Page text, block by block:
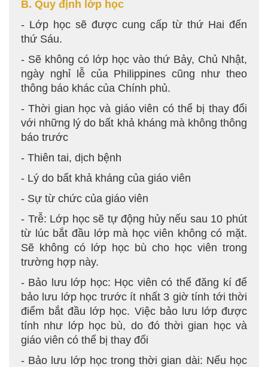
B. Quy định lớp học
- Lớp học sẽ được cung cấp từ thứ Hai đến
thứ Sáu.
- Sẽ không có lớp học vào thứ Bảy, Chủ Nhật,
ngày nghỉ lễ của Philippines cũng như theo
thông báo khác của Chính phủ.
- Thời gian học và giáo viên có thể bị thay đổi
với những lý do bất khả kháng mà không thông
báo trước
- Thiên tai, dịch bệnh
- Lý do bất khả kháng của giáo viên
- Sự từ chức của giáo viên
- Trễ: Lớp học sẽ tự động hủy nếu sau 10 phút
từ lúc bắt đầu lớp mà học viên không có mặt.
Sẽ không có lớp học bù cho học viên trong
trường hợp này.
- Bảo lưu lớp học: Học viên có thể đăng kí để
bảo lưu lớp học trước ít nhất 3 giờ tính tới thời
điểm bắt đầu lớp học. Việc bảo lưu lớp được
tính như lớp học bù, do đó thời gian học và
giáo viên có thể bị thay đổi
- Bảo lưu lớp học trong thời gian dài: Nếu học